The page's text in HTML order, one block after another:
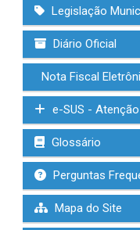
Legislação
Diário Oficial
Nota Fiscal
e-SUS -
Glossário
Perguntas
Mapa do Site